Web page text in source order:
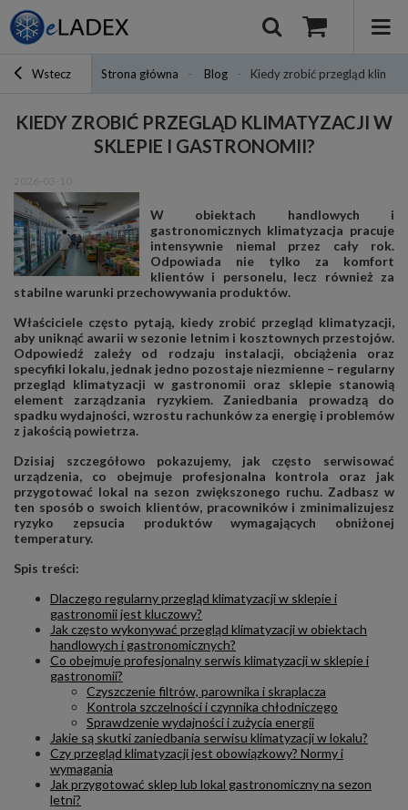
Wstecz Strona główna Blog Kiedy zrobić przegląd
KIEDY ZROBIĆ PRZEGLĄD KLIMATYZACJI W
SKLEPIE I GASTRONOMII?
W obiektach handlowych i
gastronomicznych klimatyzacja pracuje
intensywnie niemal przez cały rok.
Odpowiada nie tylko za komfort
klientów i personelu, lecz również za
stabilne warunki przechowywania produktów.
Właściciele często pytają, kiedy zrobić przegląd klimatyzacji,
aby uniknąć awarii w sezonie letnim i kosztownych przestojów.
Odpowiedź zależy od rodzaju instalacji, obciążenia oraz
specyfiki lokalu, jednak jedno pozostaje niezmienne – regularny
przegląd klimatyzacji w gastronomii oraz sklepie stanowią
element zarządzania ryzykiem. Zaniedbania prowadzą do
spadku wydajności, wzrostu rachunków za energię i problemów
z jakością powietrza.
Dzisiaj szczegółowo pokazujemy, jak często serwisować
urządzenia, co obejmuje profesjonalna kontrola oraz jak
przygotować lokal na sezon zwiększonego ruchu. Zadbasz w
ten sposób o swoich klientów, pracowników i zminimalizujesz
ryzyko zepsucia produktów wymagających obniżonej
temperatury.
Spis treści:
Dlaczego regularny przegląd klimatyzacji w sklepie i
gastronomii jest kluczowy?
Jak często wykonywać przegląd klimatyzacji w obiektach
handlowych i gastronomicznych?
Co obejmuje profesjonalny serwis klimatyzacji w sklepie i
gastronomii?
Czyszczenie filtrów, parownika i skraplacza
Kontrola szczelności i czynnika chłodniczego
Sprawdzenie wydajności i zużycia energii
Jakie są skutki zaniedbania serwisu klimatyzacji w lokalu?
Czy przegląd klimatyzacji jest obowiązkowy? Normy i
wymagania
Jak przygotować sklep lub lokal gastronomiczny na sezon
letni?